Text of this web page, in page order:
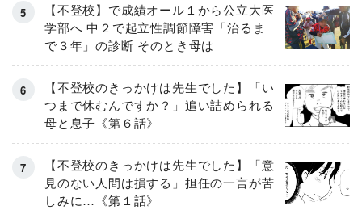
【不登校】で成績オール１から公立大医
学部へ 中２で起立性調節障害「治るま
で３年」の診断 そのとき母は
【不登校のきっかけは先生でした】「い
つまで休むんですか？」追い詰められる
母と息子《第６話》
【不登校のきっかけは先生でした】「意
見のない人間は損する」担任の一言が苦
しみに…《第１話》